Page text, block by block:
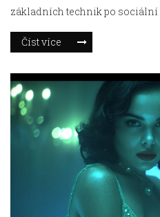
základních technik po sociální
Seznamte se s nejčastějšími
jak si tuto intimní činnost užít
Číst více